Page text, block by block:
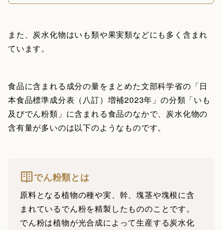
また、炭水化物はいも類や果実類などにも多く含まれ
ています。
食品に含まれる成分の量をまとめた文部科学省の「日
本食品標準成分表（八訂）増補2023年」の分類「いも
及びでん粉類」に含まれる食品のなかで、炭水化物の
含有量が多いのは以下のようなものです。
でん粉類とは
原料となる植物の種や実、幹、塊茎や塊根に含
まれているでん粉を精製したもののことです。
でん粉は植物が光合成によって生産する炭水化